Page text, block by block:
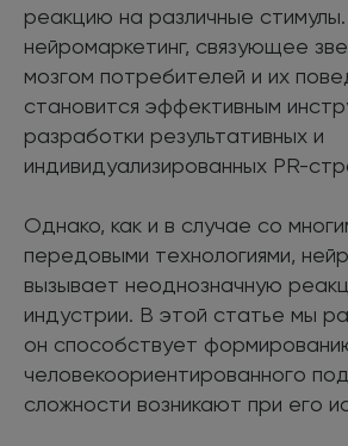
реакцию на различные
нейромаркетинг, связующее
мозгом потребителей и их
становится эффективным
разработки результативных и
индивидуализированных PR-
Однако, как и в случае со
передовыми технологиями,
вызывает неоднозначную
индустрии. В этой статье мы
он способствует
человекоориентированного
сложности возникают при его